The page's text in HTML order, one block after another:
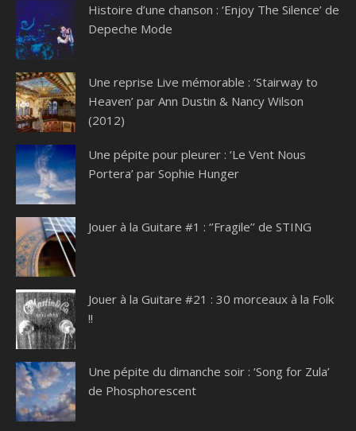
Histoire d’une chanson : ‘Enjoy The Silence’ de
Depeche Mode
Une reprise Live mémorable : ‘Stairway to
Heaven’ par Ann Dustin & Nancy Wilson
(2012)
Une pépite pour pleurer : ‘Le Vent Nous
Portera’ par Sophie Hunger
Jouer à la Guitare #1 : ‘’Fragile’’ de STING
Jouer à la Guitare #21 : 30 morceaux à la Folk
!!
Une pépite du dimanche soir : ‘Song for Zula’
de Phosphorescent